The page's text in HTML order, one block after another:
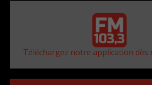
Téléchargez notre application dès